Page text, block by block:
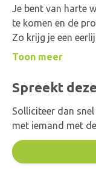
Je bent van harte
te komen en de
Zo krijg je een
beoordelen of
Toon meer
Spreekt
Solliciteer dan
met iemand met